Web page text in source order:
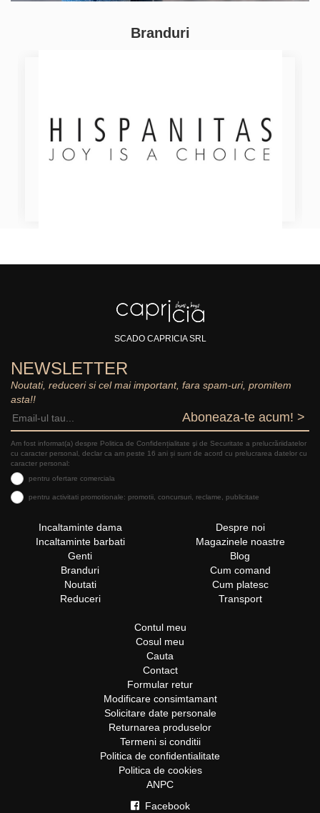
Branduri
SCADO CAPRICIA SRL
NEWSLETTER
Noutati, reduceri si cel mai important, fara spam-uri, promitem
asta!!
Aboneaza-te acum! >
Am fost informat(a) despre Politica de Confidențialitate şi de Securitate a prelucrăriidatelor
cu caracter personal, declar ca am peste 16 ani și sunt de acord cu prelucrarea datelor cu
caracter personal:
pentru ofertare comerciala
pentru activitati promotionale: promotii, concursuri, reclame, publicitate
Incaltaminte dama
Incaltaminte barbati
Genti
Branduri
Noutati
Reduceri
Despre noi
Magazinele noastre
Blog
Cum comand
Cum platesc
Transport
Contul meu
Cosul meu
Cauta
Contact
Formular retur
Modificare consimtamant
Solicitare date personale
Returnarea produselor
Termeni si conditii
Politica de confidentialitate
Politica de cookies
ANPC
Facebook